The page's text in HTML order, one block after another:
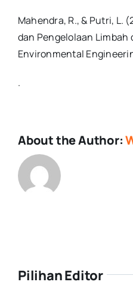
Mahendra, R., & Putri, L.
dan Pengelolaan Limbah
Environmental
.
About the Author:
Pilihan Editor